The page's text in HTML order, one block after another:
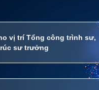
vị trí Tổng công trình sư,
sư trưởng